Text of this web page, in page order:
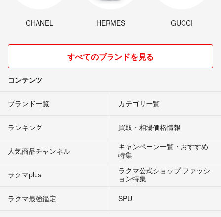
CHANEL HERMES GUCCI
すべてのブランドを見る
コンテンツ
ブランド一覧 カテゴリ一覧
ランキング 買取・相場価格情報
人気商品チャンネル
キャンペーン一覧・おすすめ
特集
ラクマplus
ラクマ公式ショップ ファッシ
ョン特集
ラクマ最強鑑定
SPU